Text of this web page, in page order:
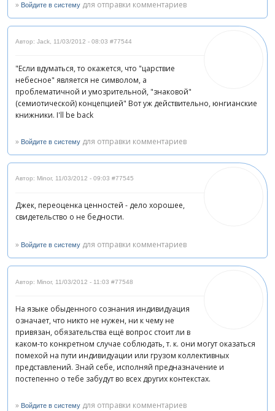
» Войдите в систему для отправки комментариев
Автор: Jack 11/03/2012 - 08:03 #77544
"Если вдуматься, то окажется, что "царствие
небесное" является не символом, а
проблематичной и умозрительной, "знаковой"
(семиотической) концепцией" Вот уж действительно, юнгианские
книжники. I'll be back
» Войдите в систему для отправки комментариев
Автор: Minor, 11/03/2012 - 09:03 #77545
Джек, переоценка ценностей - дело хорошее,
свидетельство о не бедности.
» Войдите в систему для отправки комментариев
Автор: Minor, 11/03/2012 - 11:03 #77548
На языке обыденного сознания индивидуация
означает, что никто не нужен, ни к чему не
привязан, обязательства ещё вопрос стоит ли в
каком-то конкретном случае соблюдать, т. к. они могут оказаться
помехой на пути индивидуации или грузом коллективных
представлений. Знай себе, исполняй предназначение и
постепенно о тебе забудут во всех других контекстах.
» Войдите в систему для отправки комментариев